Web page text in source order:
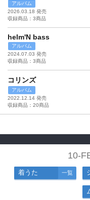
アルバム
2026.03.18 発売
収録商品：3商品
helm'N bass
アルバム
2024.07.03 発売
収録商品：3商品
コリンズ
アルバム
2022.12.14 発売
収録商品：20商品
10-
着うた 一覧